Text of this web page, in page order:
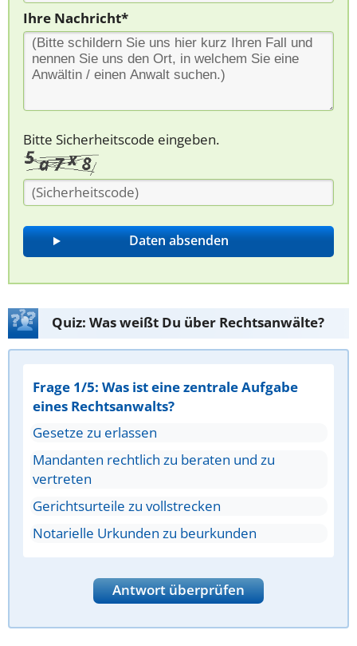
Ihre Nachricht*
Bitte Sicherheitscode eingeben.
Quiz: Was weißt Du über Rechtsanwälte?
Frage 1/5: Was ist eine zentrale Aufgabe
eines Rechtsanwalts?
Gesetze zu erlassen
Mandanten rechtlich zu beraten und zu
vertreten
Gerichtsurteile zu vollstrecken
Notarielle Urkunden zu beurkunden
Antwort überprüfen